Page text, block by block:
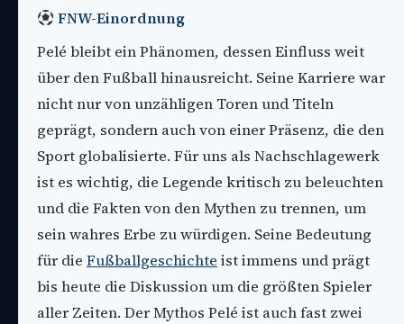
FNW-Einordnung
Pelé bleibt ein Phänomen, dessen Einfluss weit
über den Fußball hinausreicht. Seine Karriere war
nicht nur von unzähligen Toren und Titeln
geprägt, sondern auch von einer Präsenz, die den
Sport globalisierte. Für uns als Nachschlagewerk
ist es wichtig, die Legende kritisch zu beleuchten
und die Fakten von den Mythen zu trennen, um
sein wahres Erbe zu würdigen. Seine Bedeutung
für die Fußballgeschichte ist immens und prägt
bis heute die Diskussion um die größten Spieler
aller Zeiten. Der Mythos Pelé ist auch fast zwei